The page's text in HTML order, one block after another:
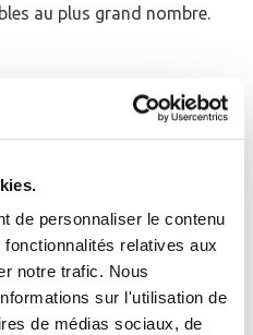
de personnaliser le contenu
relatives aux
notre trafic. Nous
sur l'utilisation de
de médias sociaux, de
au plus grand nombre.